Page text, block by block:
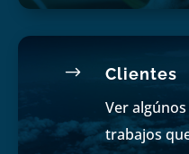
$ Clientes
Ver
trabajos